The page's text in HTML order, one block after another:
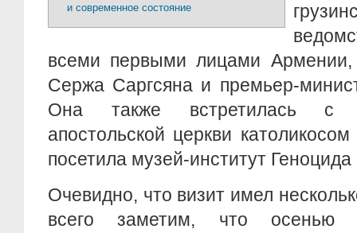
и современное состояние
всеми первыми лицами Армении,
Сержа Саргсяна и премьер-
Она также встретилась с
апостольской церкви
посетила музей-институт
Очевидно, что визит имел
всего заметим, что осенью